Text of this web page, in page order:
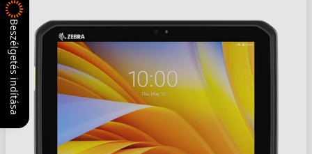
Beszélgetés indítása